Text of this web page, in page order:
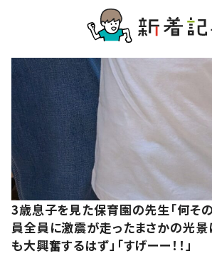
3歳息子を見た保育園の先生「何そ
員全員に激震が走ったまさかの光景
も大興奮するはず」「すげーー！！」